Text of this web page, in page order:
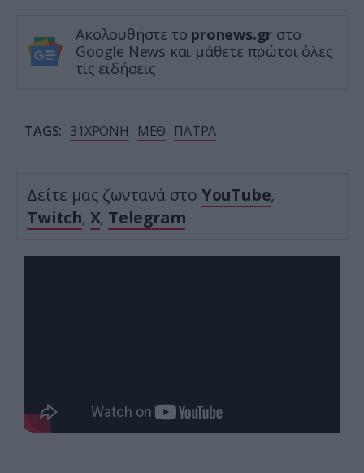
Ακολουθήστε το pronews.gr στο
Google News και μάθετε πρώτοι όλες
τις ειδήσεις
TAGS: 31ΧΡΟΝΗ ΜΕΘ ΠΑΤΡΑ
Δείτε μας ζωντανά στο YouTube,
Twitch, X, Telegram